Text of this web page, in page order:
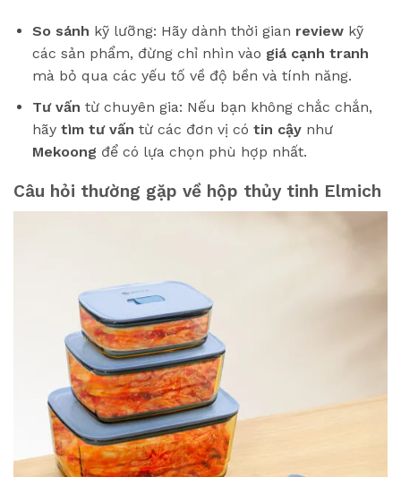
So sánh kỹ lưỡng: Hãy dành thời gian reviewkỹ
các sản phẩm, đừng chỉ nhìn vào giá cạnh tranh
mà bỏ qua các yếu tố về độ bền và tính năng.
Tư vấn từ chuyên gia: Nếu bạn không chắc chắn,
hãy tìm tư vấn từ các đơn vị có tin cậynhư
Mekoong để có lựa chọn phù hợp nhất.
Câu hỏi thường gặp về hộp thủy tinh Elmich